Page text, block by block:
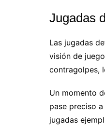
Jugadas
Las jugadas
visión de
contragolpes,
Un momento
pase preciso
jugadas